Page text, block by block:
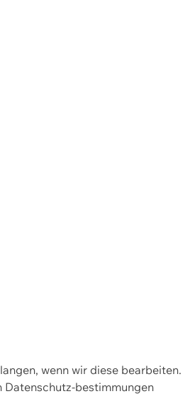
wenn wir diese bearbeiten.
Datenschutz-bestimmungen